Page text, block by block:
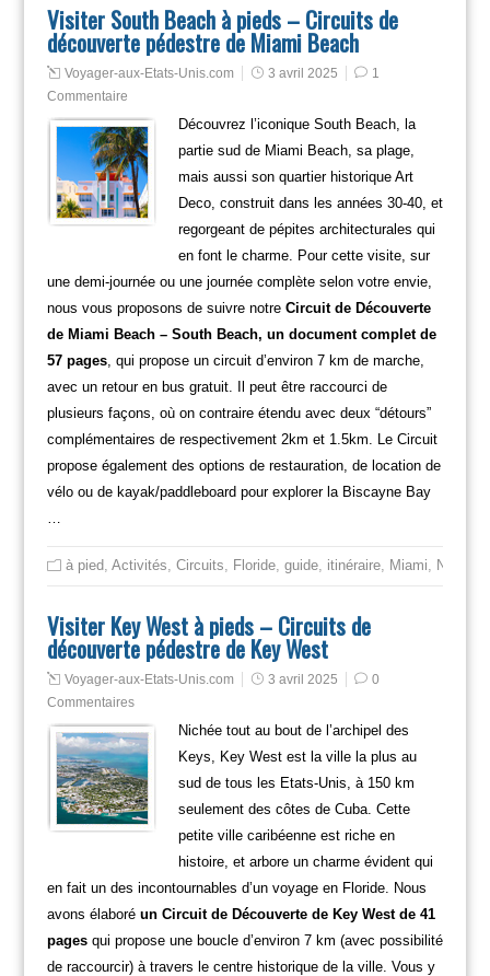
Visiter South Beach à pieds – Circuits de
découverte pédestre de Miami Beach
Voyager-aux-Etats-Unis.com 3 avril 2025
1
Commentaire
Découvrez l’iconique South Beach, la
partie sud de Miami Beach, sa plage,
mais aussi son quartier historique Art
Deco, construit dans les années 30-40, et
regorgeant de pépites architecturales qui
en font le charme. Pour cette visite, sur
une demi-journée ou une journée complète selon votre envie,
nous vous proposons de suivre notre Circuit de Découverte
de Miami Beach – South Beach, un document complet de
57 pages, qui propose un circuit d’environ 7 km de marche,
avec un retour en bus gratuit. Il peut être raccourci de
plusieurs façons, où on contraire étendu avec deux “détours”
complémentaires de respectivement 2km et 1.5km. Le Circuit
propose également des options de restauration, de location de
vélo ou de kayak/paddleboard pour explorer la Biscayne Bay
à pied Activités Circuits Floride, guide, itinéraire, Miami Non
Visiter Key West à pieds – Circuits de
découverte pédestre de Key West
Voyager-aux-Etats-Unis.com 3 avril 2025
0
Commentaires
Nichée tout au bout de l’archipel des
Keys, Key West est la ville la plus au
sud de tous les Etats-Unis, à 150 km
seulement des côtes de Cuba. Cette
petite ville caribéenne est riche en
histoire, et arbore un charme évident qui
en fait un des incontournables d’un voyage en Floride. Nous
avons élaboré un Circuit de Découverte de Key West de 41
pagesqui propose une boucle d’environ 7 km (avec possibilité
de raccourcir) à travers le centre historique de la ville. Vous y